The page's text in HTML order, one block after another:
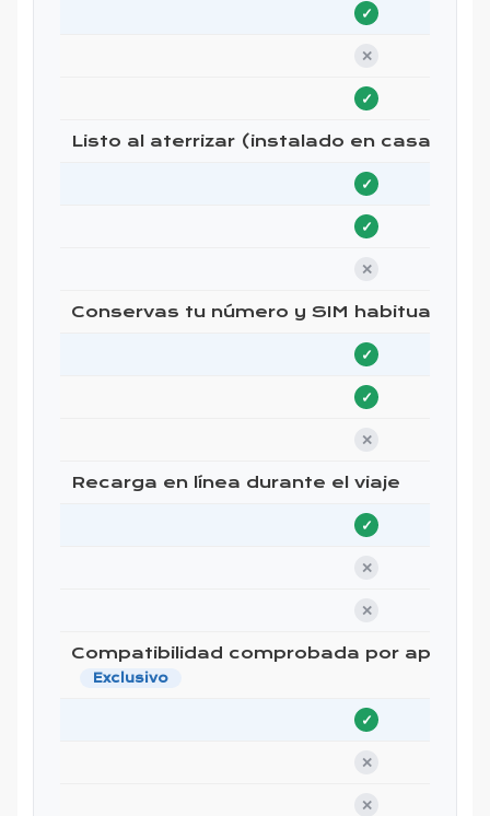
✓
✕
✓
Listo al aterrizar (instalado en casa)
✓
✓
✕
Conservas tu número y SIM habitual
✓
✓
✕
Recarga en línea durante el viaje
✓
✕
✕
Compatibilidad comprobada por app
Exclusivo
✓
✕
✕